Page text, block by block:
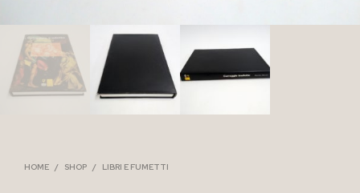
HOME / SHOP / LIBRI E FUMETTI